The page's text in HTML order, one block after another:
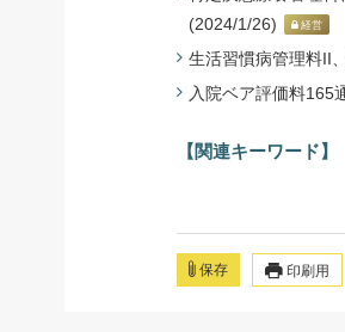
(2024/1/26)
経営
生活習慣病管理料II
入院ベア評価料165
【関連キーワード】
保存 印刷用